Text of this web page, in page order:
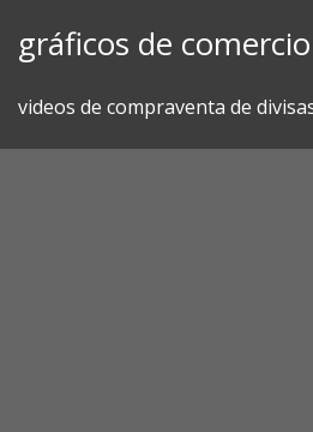
gráficos de
videos de compraventa de